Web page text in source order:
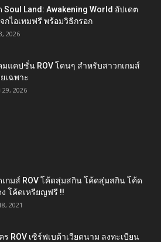
Soul Land: Awakening World อัปเดต
กไอเทมฟรี พร้อมวิธีกรอก
2026
มแคปชั่น ROV โดนๆ สำหรับสาวกเกมส์
เฉพาะ
2026
เกมส์ ROV โค้ดสุ่มสกิน โค้ดสุ่มสกิน โค้ด
โค้ดเหรียญฟรี !!
2021
ROV เซิร์ฟเบต้าเวียดนาม ลงทะเบียน